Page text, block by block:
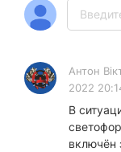
Антон
2022
В
включён